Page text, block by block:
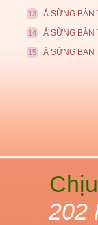
13 Á SỪNG BÀN
14 Á SỪNG BÀN
15 Á SỪNG BÀN
202